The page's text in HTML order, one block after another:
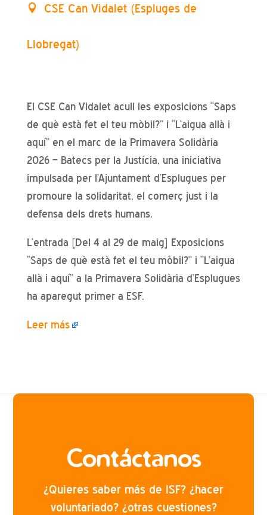
CSE Can Vidalet (Espluges de
Llobregat)
El CSE Can Vidalet acull les exposicions “Saps
de què està fet el teu mòbil?” i “L’aigua allà i
aquí” en el marc de la Primavera Solidària
2026 – Batecs per la Justícia, una iniciativa
impulsada per l’Ajuntament d’Esplugues per
promoure la solidaritat, el comerç just i la
defensa dels drets humans.
L’entrada [Del 4 al 29 de maig] Exposicions
“Saps de què està fet el teu mòbil?” i “L’aigua
allà i aquí” a la Primavera Solidària d’Esplugues
ha aparegut primer a ESF.
Leer más
Contáctanos
¿Quieres saber más de ISF? ¿hacer
voluntariado? ¿otras cuestiones?